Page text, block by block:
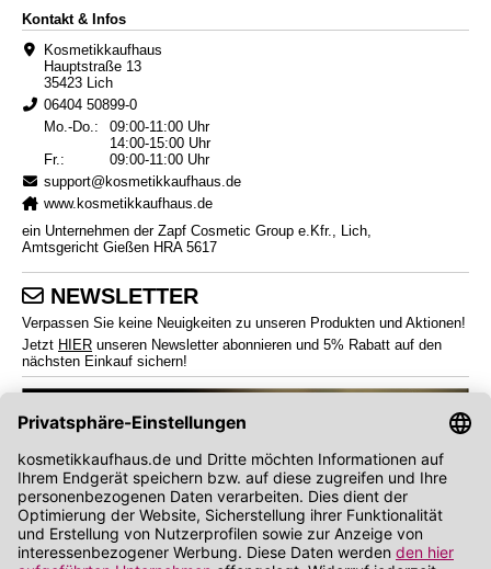
Kontakt & Infos
Kosmetikkaufhaus
Hauptstraße 13
35423 Lich
06404 50899-0
Mo.-Do.:
09:00-11:00 Uhr
14:00-15:00 Uhr
Fr.:
09:00-11:00 Uhr
support@kosmetikkaufhaus.de
www.kosmetikkaufhaus.de
ein Unternehmen der Zapf Cosmetic Group e.Kfr., Lich,
Amtsgericht Gießen HRA 5617
NEWSLETTER
Verpassen Sie keine Neuigkeiten zu unseren Produkten und Aktionen!
Jetzt HIER unseren Newsletter abonnieren und 5% Rabatt auf den
nächsten Einkauf sichern!